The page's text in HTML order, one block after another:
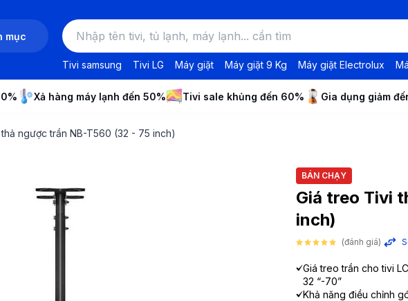
mục
Tivi samsung Tivi LG Máy giặt Máy giặt 9 Kg Máy giặt Electrolux
Xả hàng máy lạnh đến 50% Tivi sale khủng đến 60% Gia dụng giảm
ngược trần NB-T560 (32 - 75 inch)
BÁN CHẠY
Giá treo Tivi
inch)
(đánh giá)
Giá treo trần cho tivi
32 “-70”
Khả năng điều chỉnh